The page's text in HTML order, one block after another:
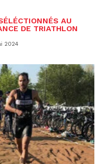
AU
DE TRIATHLON
2024